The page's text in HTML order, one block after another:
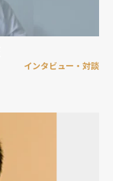
インタビュー・対談